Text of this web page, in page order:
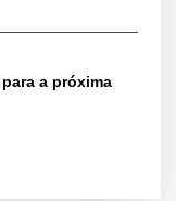
a próxima